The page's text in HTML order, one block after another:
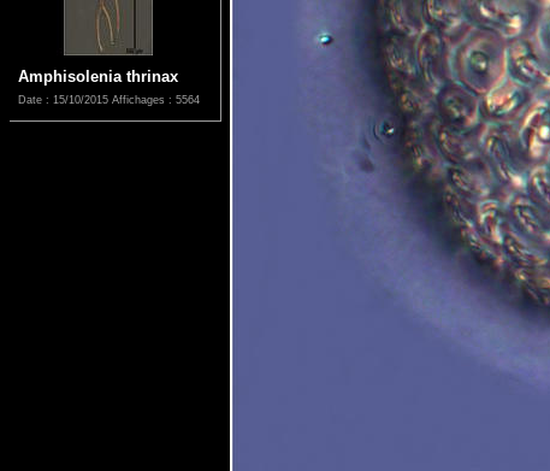
Amphisolenia thrinax
Date : 15/10/2015 Affichages : 5564